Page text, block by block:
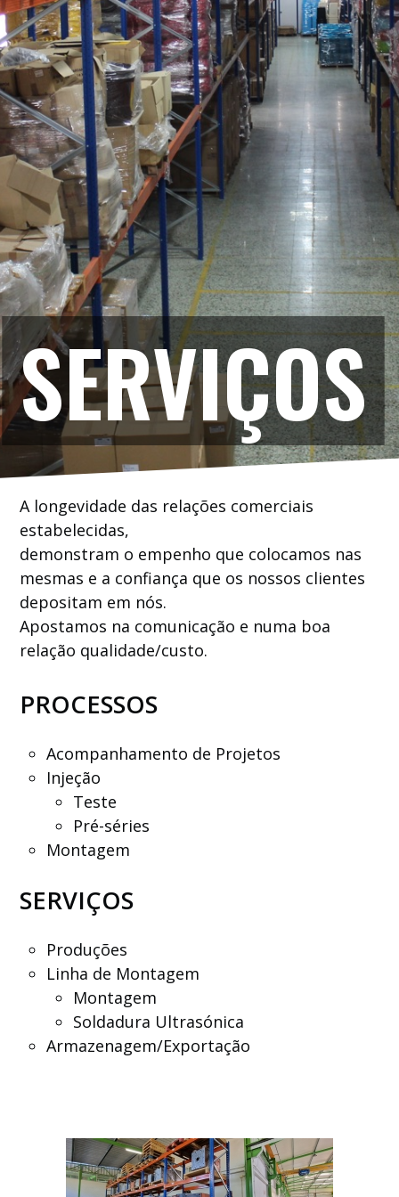
SERVIÇOS
A longevidade das relações comerciais
estabelecidas,
demonstram o empenho que colocamos nas
mesmas e a confiança que os nossos clientes
depositam em nós.
Apostamos na comunicação e numa boa
relação qualidade/custo.
PROCESSOS
Acompanhamento de Projetos
Injeção
Teste
Pré-séries
Montagem
SERVIÇOS
Produções
Linha de Montagem
Montagem
Soldadura Ultrasónica
Armazenagem/Exportação